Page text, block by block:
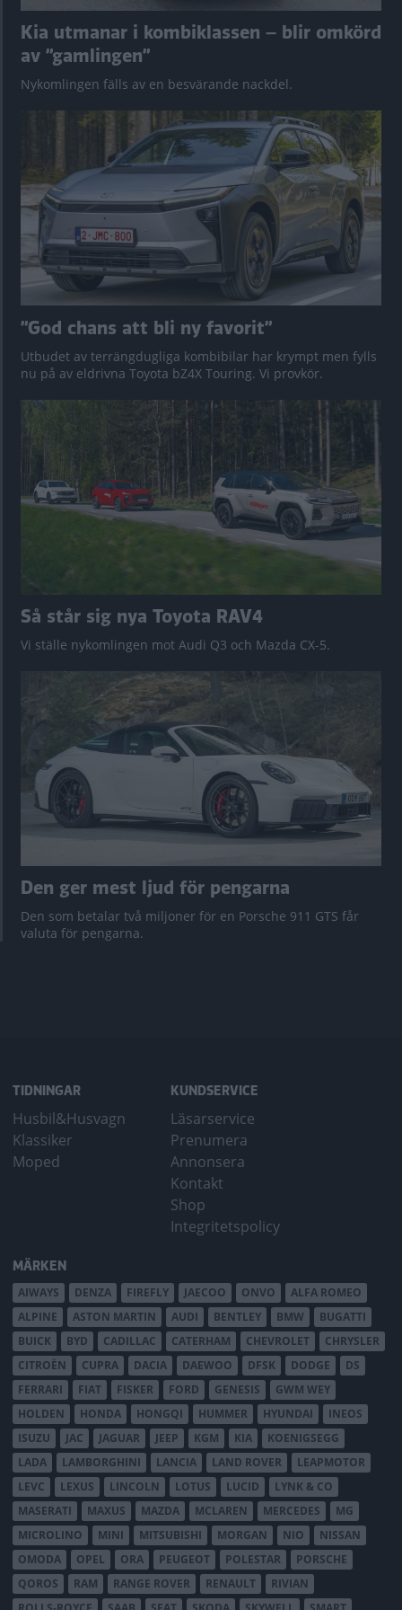
Kia utmanar i kombiklassen – blir omkörd
av ”gamlingen”
Nykomlingen fälls av en besvärande nackdel.
”God chans att bli ny favorit”
Utbudet av terrängdugliga kombibilar har krympt men fylls
nu på av eldrivna Toyota bZ4X Touring. Vi provkör.
Så står sig nya Toyota RAV4
Vi ställe nykomlingen mot Audi Q3 och Mazda CX-5.
Den ger mest ljud för pengarna
Den som betalar två miljoner för en Porsche 911 GTS får
valuta för pengarna.
TIDNINGAR
Husbil&Husvagn
Klassiker
Moped
KUNDSERVICE
Läsarservice
Prenumera
Annonsera
Kontakt
Shop
Integritetspolicy
MÄRKEN
AIWAYS DENZA FIREFLY JAECOO ONVO
ALFA ROMEO
ALPINE
ASTON MARTIN AUDI BENTLEY BMW
BUGATTI
BUICK
BYD CADILLAC CATERHAM CHEVROLET
CHRYSLER
CITROËN
CUPRA DACIA DAEWOO DFSK DODGE
DS
FERRARI
FIAT FISKER FORD GENESIS
GWM WEY
HOLDEN
HONDA HONGQI HUMMER HYUNDAI
INEOS
ISUZU
JAC JAGUAR JEEP KGM KIA
KOENIGSEGG
LADA
LAMBORGHINI LANCIA LAND ROVER
LEAPMOTOR
LEVC
LEXUS LINCOLN LOTUS LUCID
LYNK & CO
MASERATI
MAXUS MAZDA MCLAREN MERCEDES
MG
MICROLINO
MINI MITSUBISHI MORGAN NIO
NISSAN
OMODA
OPEL ORA PEUGEOT POLESTAR
PORSCHE
QOROS
RAM RANGE ROVER RENAULT
RIVIAN